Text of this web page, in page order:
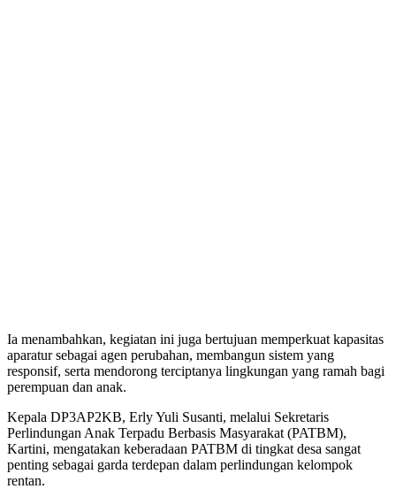
Ia menambahkan, kegiatan ini juga bertujuan memperkuat kapasitas
aparatur sebagai agen perubahan, membangun sistem yang
responsif, serta mendorong terciptanya lingkungan yang ramah bagi
perempuan dan anak.
Kepala DP3AP2KB, Erly Yuli Susanti, melalui Sekretaris
Perlindungan Anak Terpadu Berbasis Masyarakat (PATBM),
Kartini, mengatakan keberadaan PATBM di tingkat desa sangat
penting sebagai garda terdepan dalam perlindungan kelompok
rentan.